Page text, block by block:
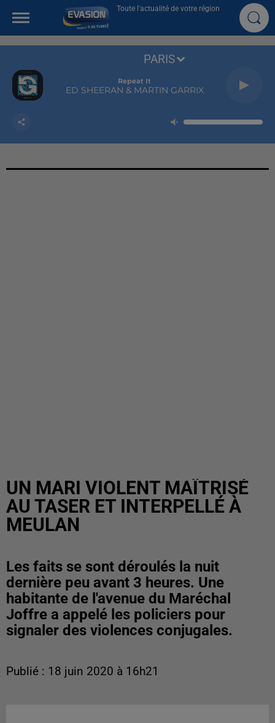
Toute l'actualité de votre région
Repeat It
ED SHEERAN & MARTIN GARRIX
PARIS
UN MARI VIOLENT MAÎTRISÉ
AU TASER ET INTERPELLÉ À
MEULAN
Les faits se sont déroulés la nuit
dernière peu avant 3 heures. Une
habitante de l'avenue du Maréchal
Joffre a appelé les policiers pour
signaler des violences conjugales.
Publié : 18 juin 2020 à 16h21